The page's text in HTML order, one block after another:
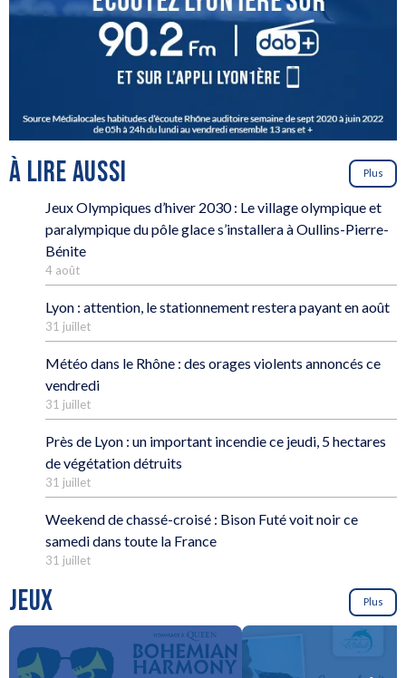
À LIRE AUSSI Plus
Jeux Olympiques d’hiver 2030 : Le village olympique et
paralympique du pôle glace s’installera à Oullins-Pierre-
Bénite
4 août
Lyon : attention, le stationnement restera payant en août
31 juillet
Météo dans le Rhône : des orages violents annoncés ce
vendredi
31 juillet
Près de Lyon : un important incendie ce jeudi, 5 hectares
de végétation détruits
31 juillet
Weekend de chassé-croisé : Bison Futé voit noir ce
samedi dans toute la France
31 juillet
JEUX Plus